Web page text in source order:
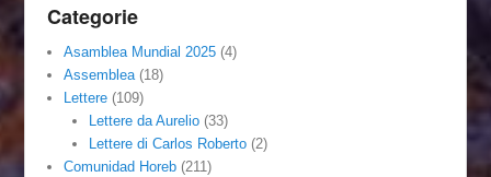
Categorie
Asamblea Mundial 2025 (4)
Assemblea (18)
Lettere (109)
Lettere da Aurelio(33)
Lettere di Carlos Roberto(2)
Comunidad Horeb (211)